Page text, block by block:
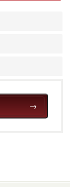
ある諏訪の街
みあるお食
なみを感じて
せのときを安